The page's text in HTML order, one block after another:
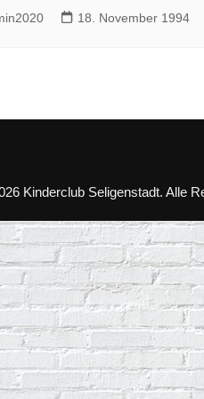
18. November 1994
Kinderclub Seligenstadt. Alle